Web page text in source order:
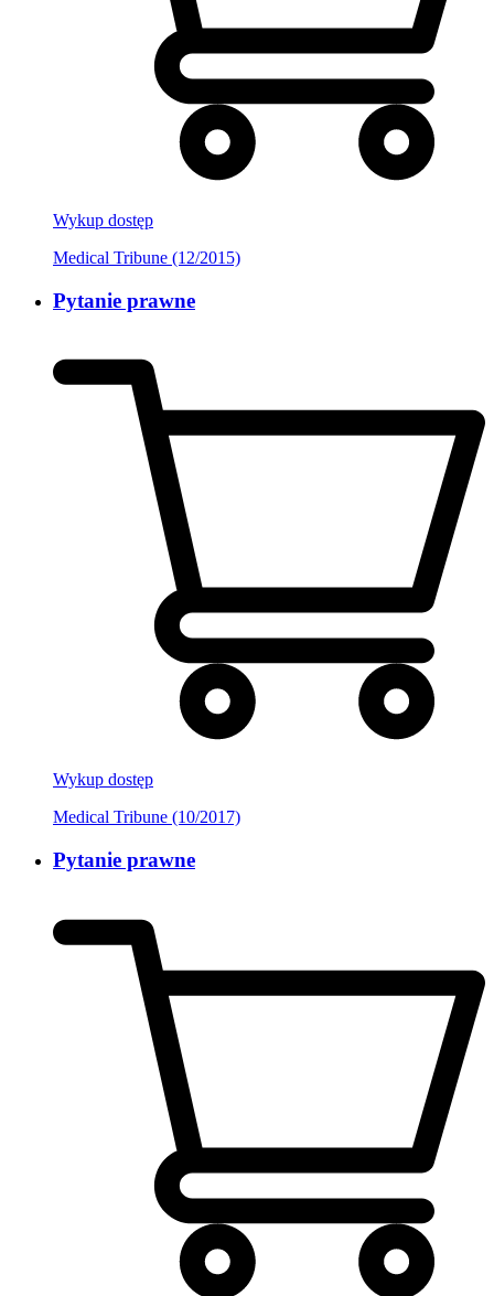
Wykup dostęp
Medical Tribune (12/2015)
Pytanie prawne
Wykup dostęp
Medical Tribune (10/2017)
Pytanie prawne